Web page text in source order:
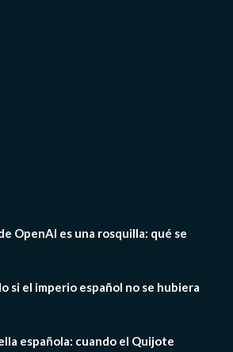
OpenAI es una rosquilla: qué se
si el imperio español no se hubiera
española: cuando el Quijote